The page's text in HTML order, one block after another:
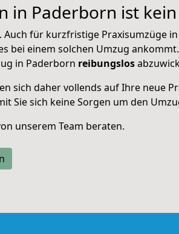
in Paderborn ist
für kurzfristige Praxisumzüge
bei einem solchen Umzug
in Paderborn reibungslos
sich daher vollends auf Ihre neue
Sie sich keine Sorgen um den
unserem Team beraten.